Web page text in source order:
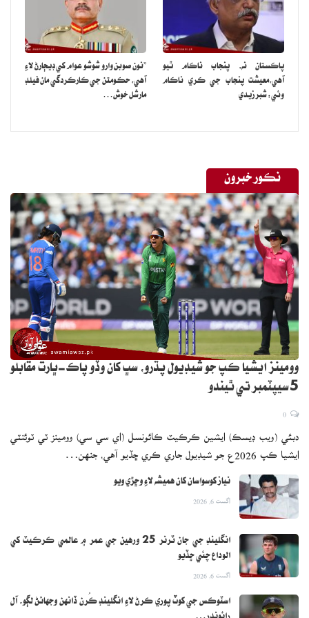
پاڪستان نه، پنجاب ناڪام ٿيو
آهي،معيشت پنجاب جي ڪري ناڪام
وئي: شبر زيدي
”نون صوبن وارو شوشو عوام کي ڊيڄارڻ لاءِ
آهي، حڪومتن جي ڪارڪردگي مان فيلڊ
مارشل خوش…
نڪور خبرون
وومينز ايشيا ڪپ جو شيڊيول پڌرو، سڀ کان وڏو پاڪ-ڀارت مقابلو
5 سيپٽمبر تي ٿيندو
دبئي (ويب ڊيسڪ) ايشين ڪرڪيٽ ڪائونسل (اي سي سي) وومينز ٽي ٽوئنٽي
ايشيا ڪپ 2026ع جو شيڊيول جاري ڪري ڇڏيو آهي، جنهن…
نياز کوسواسان کان هميشه لاءِ وڇڙي ويو
اگست 6, 2026
انگلينڊ جي جان ٽرنر 25 ورهين جي عمر ۾ عالمي ڪرڪيٽ کي
الوداع چئي ڇڏيو
اگست 6, 2026
اسٽوڪس جي کوٽ پوري ڪرڻ لاءِ انگلينڊ ڪُرن ڏانهن وجهائڻ لڳو، آل